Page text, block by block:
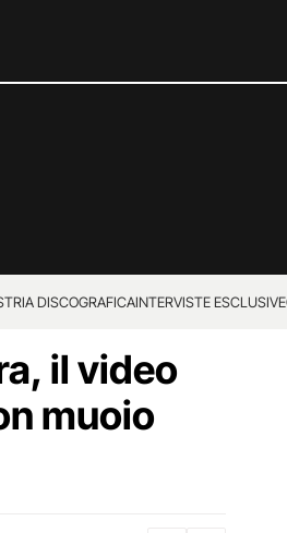
DISCOGRAFICAINTERVISTE ESCLUSIVE
il video
muoio